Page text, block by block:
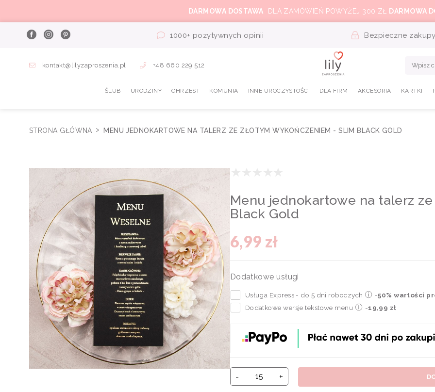
DARMOWA DOSTAWA DLA ZAMÓWIEŃ POWYŻEJ 300 ZŁ DARMOWA
1000+ pozytywnych opinii Bezpieczne
kontakt@lilyzaproszenia.pl +48 660 229 512
ŚLUB URODZINY CHRZEST KOMUNIA INNE UROCZYSTOŚCI DLA FIRM AKCESORIA KARTKI
STRONA GŁÓWNA MENU JEDNOKARTOWE NA TALERZ ZE ZŁOTYM WYKOŃCZENIEM - SLIM BLACK GOLD
Menu jednokartowe na talerz
Black Gold
6,99 zł
Dodatkowe usługi
Usługa Express - do 5 dni roboczych -50% wartości
Dodatkowe wersje tekstowe menu
-19,99 zł
- +